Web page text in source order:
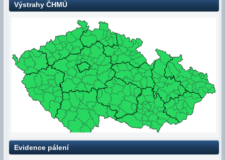
Výstrahy ČHMÚ
Evidence pálení